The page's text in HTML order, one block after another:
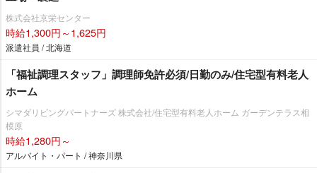
株式会社京栄センター
時給1,300円～1,625円
派遣社員 / 北海道
「福祉調理スタッフ」調理師免許必須/日勤のみ/住宅型有料老人
ホーム
シマダリビングパートナーズ 株式会社/住宅型有料老人ホーム ガーデンテラス相
模原
時給1,280円～
アルバイト・パート / 神奈川県